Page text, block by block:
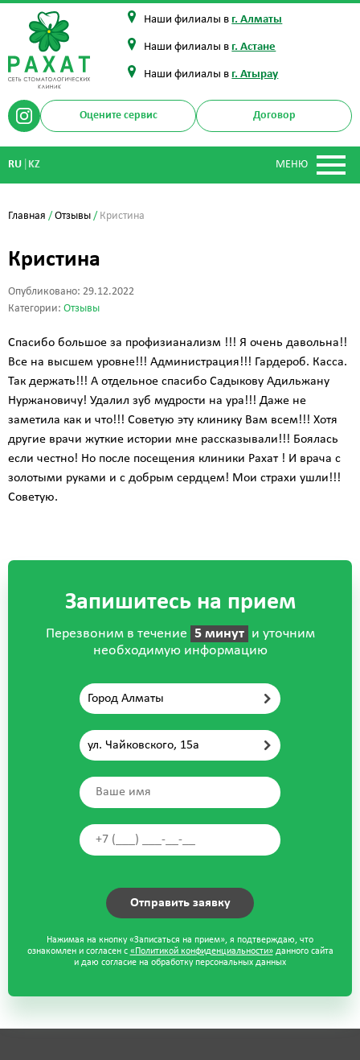
Наши филиалы в г. Алматы
Наши филиалы в г. Астане
Наши филиалы в г. Атырау
Оцените сервис Договор
МЕНЮ
RU KZ
Главная /Отзывы / Кристина
Кристина
Опубликовано: 29.12.2022
Категории: Отзывы
Спасибо большое за профизианализм !!! Я очень давольна!!
Все на высшем уровне!!! Администрация!!! Гардероб. Касса.
Так держать!!! А отдельное спасибо Садыкову Адильжану
Нуржановичу! Удалил зуб мудрости на ура!!! Даже не
заметила как и что!!! Советую эту клинику Вам всем!!! Хотя
другие врачи жуткие истории мне рассказывали!!! Боялась
если честно! Но после посещения клиники Рахат ! И врача с
золотыми руками и с добрым сердцем! Мои страхи ушли!!!
Советую.
Запишитесь на прием
Перезвоним в течение 5 минут и уточним
необходимую информацию
Город Алматы
ул. Чайковского, 15а
Нажимая на кнопку «Записаться на прием», я подтверждаю, что
ознакомлен и согласен с «Политикой конфиденциальности»данного сайта
и даю согласие на обработку персональных данных